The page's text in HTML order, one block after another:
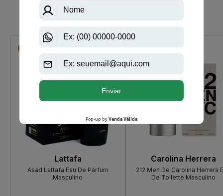
Que viu, viu também
Lattafa
Asad Lattafa Eau De Parfum
Masculino
Carolina Herrera
212 Men De Carolina Herrera
De Toilette Masculino